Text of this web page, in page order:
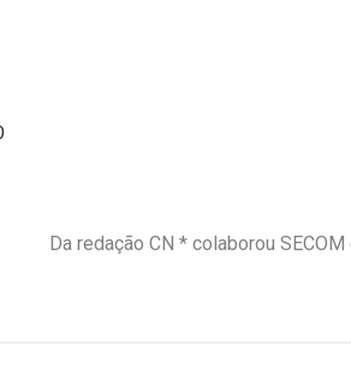
Da redação CN * colaborou